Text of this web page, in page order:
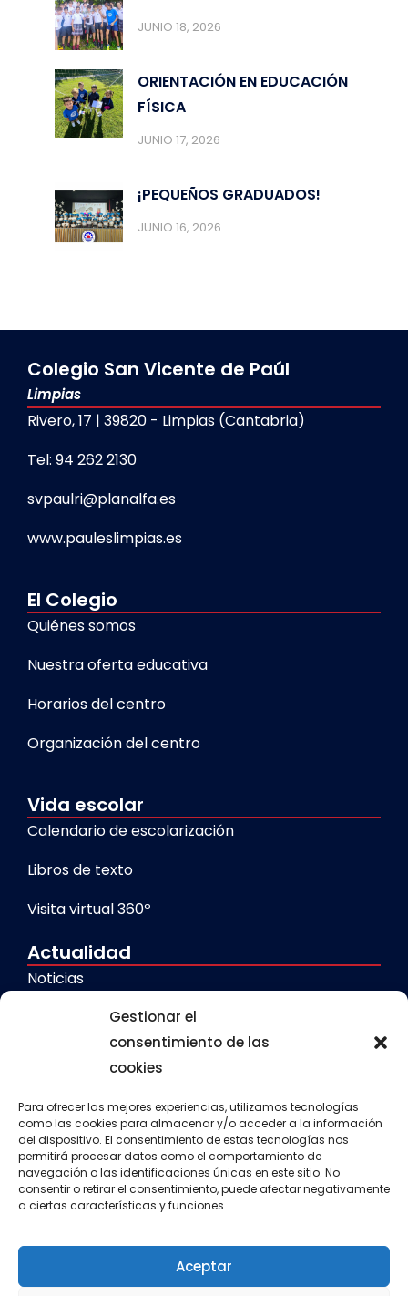
Gestionar el
consentimiento de las
cookies
Para ofrecer las mejores experiencias, utilizamos tecnologías
como las cookies para almacenar y/o acceder a la información
del dispositivo. El consentimiento de estas tecnologías nos
permitirá procesar datos como el comportamiento de
navegación o las identificaciones únicas en este sitio. No
consentir o retirar el consentimiento, puede afectar negativamente
a ciertas características y funciones.
Aceptar
JUNIO 18, 2026
ORIENTACIÓN EN EDUCACIÓN
FÍSICA
JUNIO 17, 2026
¡PEQUEÑOS GRADUADOS!
JUNIO 16, 2026
Colegio San Vicente de Paúl
Limpias
Rivero, 17 | 39820 - Limpias (Cantabria)
Tel: 94 262 2130
svpaulri@planalfa.es
www.pauleslimpias.es
El Colegio
Quiénes somos
Nuestra oferta educativa
Horarios del centro
Organización del centro
Vida escolar
Calendario de escolarización
Libros de texto
Visita virtual 360º
Actualidad
Noticias
Comedor escolar
Calendario escolar
Transporte escolar
Actividades extraescolares